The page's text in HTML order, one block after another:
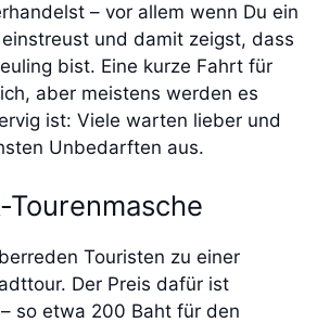
– vor allem wenn Du ein
und damit zeigst, dass
bist. Eine kurze Fahrt für
aber meistens werden es
ist: Viele warten lieber und
Unbedarften aus.
Tourenmasche
Touristen zu einer
Der Preis dafür ist
so etwa 200 Baht für den